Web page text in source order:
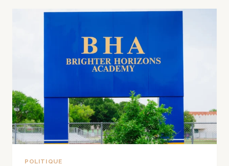
ÉTÉ
ABUSÉS
SEXUELLEMENT.
ONT
COMMENCÉ
À
MALTRAITER
POLITIQUE